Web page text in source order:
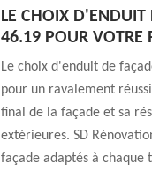
LE CHOIX D'ENDUIT
46.19 POUR VOTRE
Le choix d'enduit de
pour un ravalement
final de la façade et sa
extérieures. SD
façade adaptés à chaque